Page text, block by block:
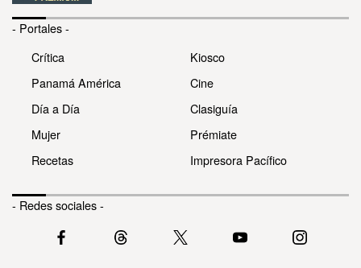
- Portales -
Crítica
Panamá América
Día a Día
Mujer
Recetas
Kiosco
Cine
Clasiguía
Prémiate
Impresora Pacífico
- Redes sociales -